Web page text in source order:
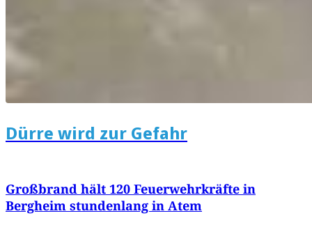
Dürre wird zur Gefahr
Großbrand hält 120 Feuerwehrkräfte in
Bergheim stundenlang in Atem